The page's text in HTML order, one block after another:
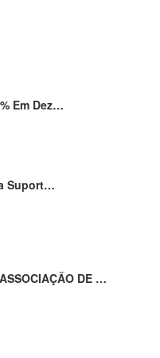
Em Dez…
Suport…
DE …